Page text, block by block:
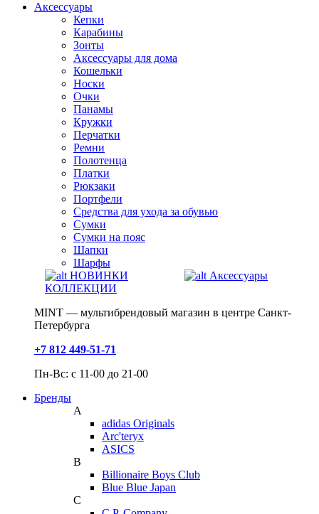
Аксессуары
Кепки
Карабины
Зонты
Аксессуары для дома
Кошельки
Носки
Очки
Панамы
Кружки
Перчатки
Ремни
Полотенца
Платки
Рюкзаки
Портфели
Средства для ухода за обувью
Сумки
Сумки на пояс
Шапки
Шарфы
НОВИНКИ
КОЛЛЕКЦИИ
Аксессуары
MINT — мультибрендовый магазин в центре Санкт-
Петербурга
+7 812 449-51-71
Пн-Вс: с 11-00 до 21-00
Бренды
A
adidas Originals
Arc'teryx
ASICS
B
Billionaire Boys Club
Blue Blue Japan
C